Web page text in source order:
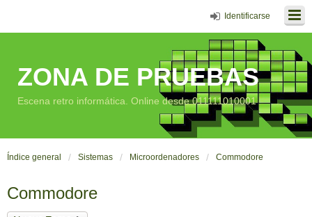
Identificarse
ZONA DE PRUEBAS
Escena retro informática. Online desde 011111010001
Índice general Sistemas Microordenadores Commodore
Commodore